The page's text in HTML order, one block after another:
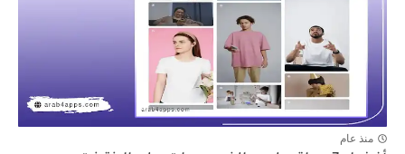
منذ عام